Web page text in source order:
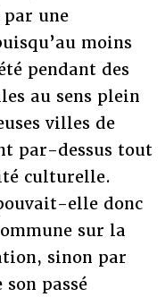
une
moins
pendant des
au sens plein
villes de
par-dessus tout
culturelle.
elle donc
sur la
sinon par
passé